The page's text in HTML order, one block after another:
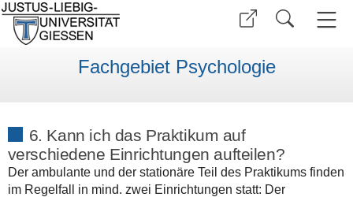
Fachgebiet Psychologie
6. Kann ich das Praktikum auf
verschiedene Einrichtungen aufteilen?
Der ambulante und der stationäre Teil des Praktikums finden
im Regelfall in mind. zwei Einrichtungen statt: Der